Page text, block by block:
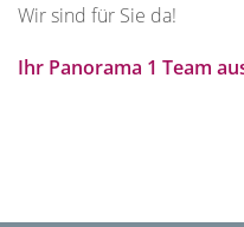
Wir sind für Sie da!
Ihr Panorama 1 Team